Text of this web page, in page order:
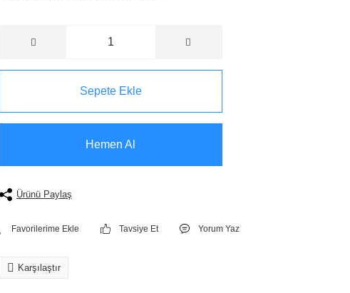
Sepete Ekle
Hemen Al
Ürünü Paylaş
Tavsiye Et Yorum Yaz
Karşılaştır